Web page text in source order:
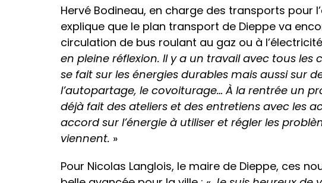
Hervé Bodineau, en charge des transports pour
explique que le plan transport de Dieppe va
circulation de bus roulant au gaz ou à
en pleine réflexion. Il y a un travail avec tous les
se fait sur les énergies durables mais aussi sur
l’autopartage, le covoiturage… À la rentrée un
déjà fait des ateliers et des entretiens avec les
accord sur l’énergie à utiliser et régler les
viennent. »
Pour Nicolas Langlois, le maire de Dieppe, ces